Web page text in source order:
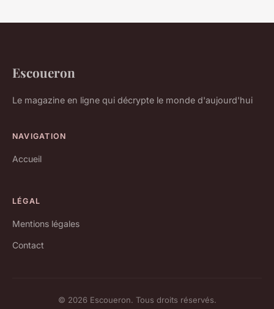
Escoueron
Le magazine en ligne qui décrypte le monde d'aujourd'hui
NAVIGATION
Accueil
LÉGAL
Mentions légales
Contact
© 2026 Escoueron. Tous droits réservés.